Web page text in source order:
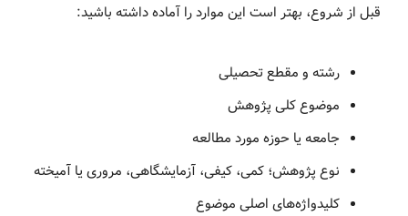
قبل از شروع، بهتر است این موارد را آماده داشته باشید:
رشته و مقطع تحصیلی
موضوع کلی پژوهش
جامعه یا حوزه مورد مطالعه
نوع پژوهش؛ کمی، کیفی، آزمایشگاهی، مروری یا آمیخته
کلیدواژه‌های اصلی موضوع